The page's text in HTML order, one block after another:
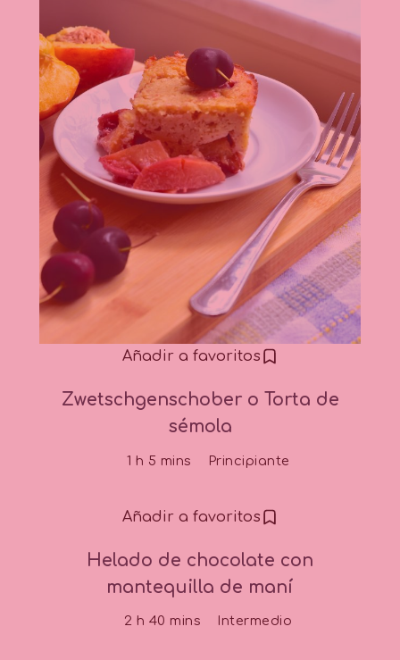
Añadir a favoritos
Zwetschgenschober o Torta de
sémola
1 h 5 mins Principiante
Añadir a favoritos
Helado de chocolate con
mantequilla de maní
2 h 40 mins Intermedio